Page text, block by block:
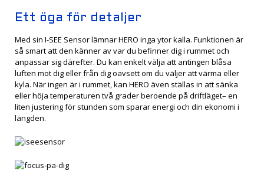
Ett öga för detaljer
Med sin I-SEE Sensor lämnar HERO inga ytor kalla. Funktionen är
så smart att den känner av var du befinner dig i rummet och
anpassar sig därefter. Du kan enkelt välja att antingen blåsa
luften mot dig eller från dig oavsett om du väljer att värma eller
kyla. När ingen är i rummet, kan HERO även ställas in att sänka
eller höja temperaturen två grader beroende på driftläget– en
liten justering för stunden som sparar energi och din ekonomi i
längden.